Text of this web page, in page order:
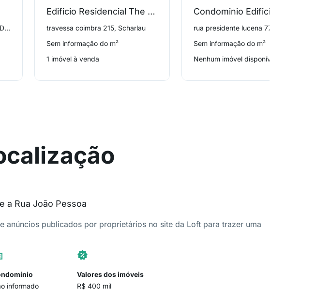
rua tomé de souza 100, Santos Dumont
Edificio Residencial The One
travessa coimbra 215, Scharlau
Sem informação do m²
1 imóvel à venda
Sem informação do m²
Nenhum imóvel disponível
a Rua João Pessoa
anúncios publicados por proprietários no site da Loft para trazer uma
informado
Valores dos imóveis
R$ 400 mil